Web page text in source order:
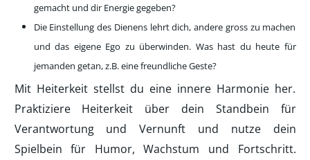
gemacht und dir Energie gegeben?
Die Einstellung des Dienens lehrt dich, andere gross zu machen
und das eigene Ego zu überwinden. Was hast du heute für
jemanden getan, z.B. eine freundliche Geste?
Mit Heiterkeit stellst du eine innere Harmonie her.
Praktiziere Heiterkeit über dein Standbein für
Verantwortung und Vernunft und nutze dein
Spielbein für Humor, Wachstum und Fortschritt.